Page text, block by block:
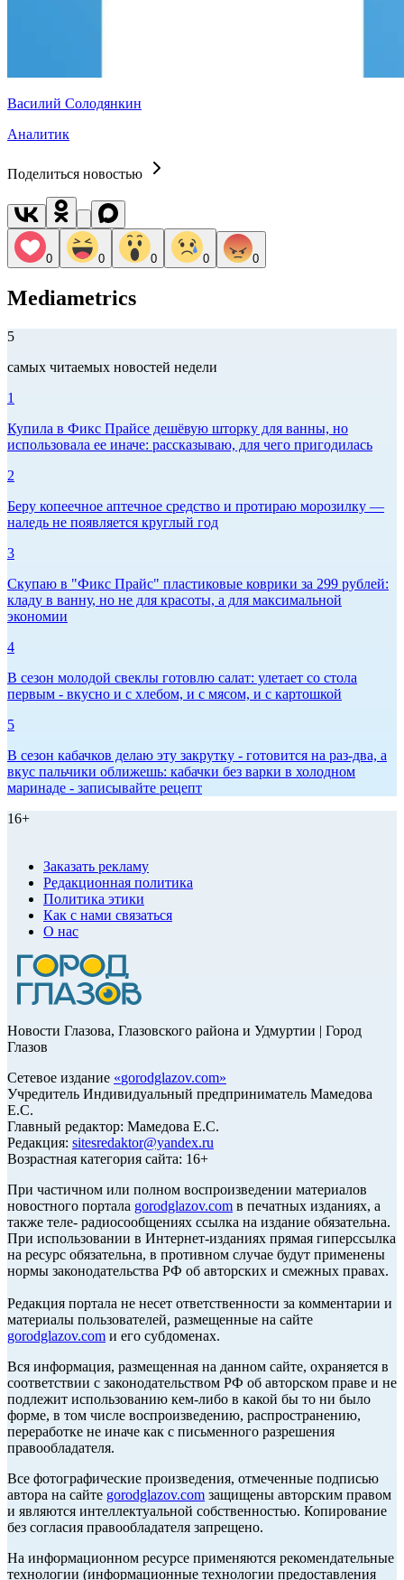
Василий Солодянкин
Аналитик
Поделиться новостью
0 0 0 0 0
Mediametrics
5
самых читаемых новостей недели
1
Купила в Фикс Прайсе дешёвую шторку для ванны, но
использовала ее иначе: рассказываю, для чего пригодилась
2
Беру копеечное аптечное средство и протираю морозилку —
наледь не появляется круглый год
3
Скупаю в "Фикс Прайс" пластиковые коврики за 299 рублей:
кладу в ванну, но не для красоты, а для максимальной
экономии
4
В сезон молодой свеклы готовлю салат: улетает со стола
первым - вкусно и с хлебом, и с мясом, и с картошкой
5
В сезон кабачков делаю эту закрутку - готовится на раз-два, а
вкус пальчики оближешь: кабачки без варки в холодном
маринаде - записывайте рецепт
16+
Заказать рекламу
Редакционная политика
Политика этики
Как с нами связаться
О нас
Новости Глазова, Глазовского района и Удмуртии | Город
Глазов
Сетевое издание «gorodglazov.com»
Учредитель Индивидуальный предприниматель Мамедова
Е.С.
Главный редактор: Мамедова Е.С.
Редакция: sitesredaktor@yandex.ru
Возрастная категория сайта: 16+
При частичном или полном воспроизведении материалов
новостного портала gorodglazov.com в печатных изданиях, а
также теле- радиосообщениях ссылка на издание обязательна.
При использовании в Интернет-изданиях прямая гиперссылка
на ресурс обязательна, в противном случае будут применены
нормы законодательства РФ об авторских и смежных правах.
Редакция портала не несет ответственности за комментарии и
материалы пользователей, размещенные на сайте
gorodglazov.com и его субдоменах.
Вся информация, размещенная на данном сайте, охраняется в
соответствии с законодательством РФ об авторском праве и не
подлежит использованию кем-либо в какой бы то ни было
форме, в том числе воспроизведению, распространению,
переработке не иначе как с письменного разрешения
правообладателя.
Все фотографические произведения, отмеченные подписью
автора на сайте gorodglazov.com защищены авторским правом
и являются интеллектуальной собственностью. Копирование
без согласия правообладателя запрещено.
На информационном ресурсе применяются рекомендательные
технологии (информационные технологии предоставления